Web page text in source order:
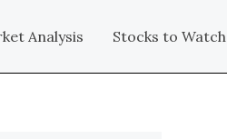
Analysis Stocks to Watch